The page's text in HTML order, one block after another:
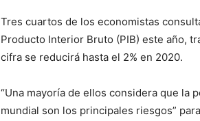
Tres cuartos de los economistas
Producto Interior Bruto (PIB) este año,
cifra se reducirá hasta el 2% en 2020.
“Una mayoría de ellos considera que la
mundial son los principales riesgos”